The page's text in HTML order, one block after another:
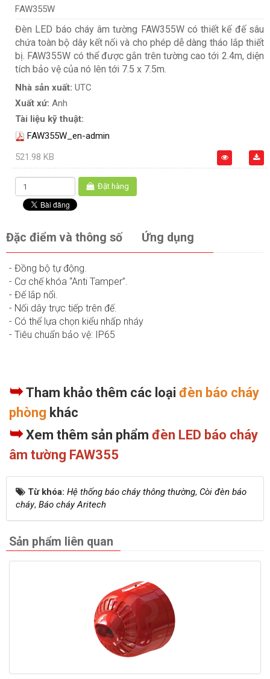
FAW355W
Đèn LED báo cháy âm tường FAW355W có thiết kế đế sâu
chứa toàn bộ dây kết nối và cho phép dễ dàng tháo lắp thiết
bị. FAW355W có thể được gắn trên tường cao tới 2.4m, diện
tích bảo vệ của nó lên tới 7.5 x 7.5m.
Nhà sản xuất: UTC
Xuất xứ: Anh
Tài liệu kỹ thuật:
FAW355W_en-admin
521.98 KB
Đặt hàng
Đặc điểm và thông số Ứng dụng
- Đồng bộ tự động.
- Cơ chế khóa “Anti Tamper”.
- Đế lắp nổi.
- Nối dây trực tiếp trên đế.
- Có thể lựa chọn kiểu nhấp nháy
- Tiêu chuẩn bảo vệ: IP65
➥Tham khảo thêm các loại đèn báo cháy
phòng khác
➥Xem thêm sản phẩm đèn LED báo cháy
âm tường FAW355
Từ khóa: Hệ thống báo cháy thông thường, Còi đèn báo
cháy, Báo cháy Aritech
Sản phẩm liên quan